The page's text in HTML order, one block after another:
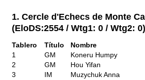
1. Cercle d'Echecs de Monte
(EloDS:2554 / Wtg1: 0 / Wtg2: 0)
Tablero Título Nombre
1
GM Koneru Humpy
2
GM Hou Yifan
3
IM Muzychuk Anna